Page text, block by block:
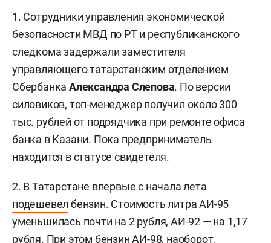
1. Сотрудники управления экономической
безопасности МВД по РТ и республиканского
следкомазадержализаместителя
управляющего татарстанским отделением
СбербанкаАлександра Слепова. По версии
силовиков, топ-менеджер получил около 300
тыс. рублей от подрядчика при ремонте офиса
банка в Казани. Пока предприниматель
находится в статусе свидетеля.
2. В Татарстане впервые с начала лета
подешевел бензин. Стоимость литра АИ-95
уменьшилась почти на 2 рубля, АИ-92 — на 1,17
рубля. При этом бензин АИ-98, наоборот,